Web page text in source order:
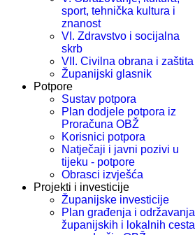
sport, tehnička kultura i
znanost
VI. Zdravstvo i socijalna
skrb
VII. Civilna obrana i zaštita
Županijski glasnik
Potpore
Sustav potpora
Plan dodjele potpora iz
Proračuna OBŽ
Korisnici potpora
Natječaji i javni pozivi u
tijeku - potpore
Obrasci izvješća
Projekti i investicije
Županijske investicije
Plan građenja i održavanja
županijskih i lokalnih cesta